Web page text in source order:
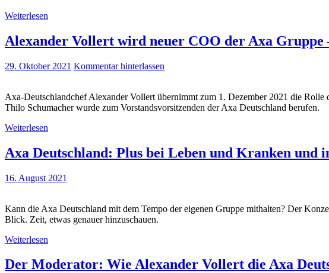
Weiterlesen
Alexander Vollert wird neuer COO der Axa Gruppe
29. Oktober 2021 Kommentar hinterlassen
Axa-Deutschlandchef Alexander Vollert übernimmt zum 1. Dezember 2021 die
Thilo Schumacher wurde zum Vorstandsvorsitzenden der Axa Deutschland berufen.
Weiterlesen
Axa Deutschland: Plus bei Leben und Kranken
16. August 2021
Kann die Axa Deutschland mit dem Tempo der eigenen Gruppe mithalten? Der
Blick. Zeit, etwas genauer hinzuschauen.
Weiterlesen
Der Moderator: Wie Alexander Vollert die Axa